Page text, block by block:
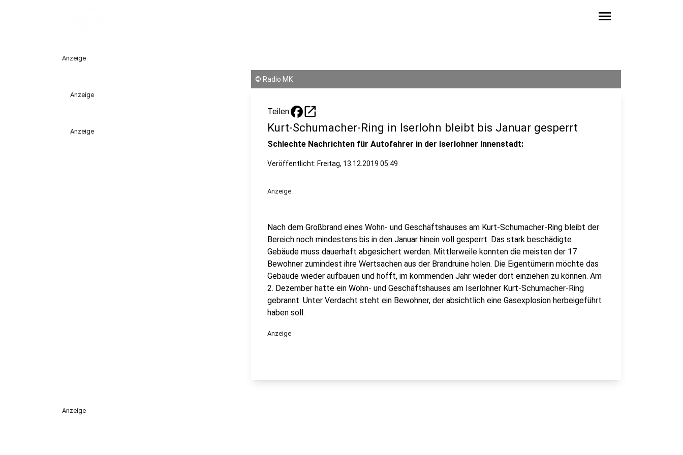
menu
Anzeige
Anzeige
Anzeige
© Radio MK
Teilen: open_in_new
Kurt-Schumacher-Ring in Iserlohn bleibt bis Januar gesperrt
Schlechte Nachrichten für Autofahrer in der Iserlohner Innenstadt:
Veröffentlicht: Freitag, 13.12.2019 05:49
Anzeige
Nach dem Großbrand eines Wohn- und Geschäftshauses am Kurt-Schumacher-Ring bleibt der
Bereich noch mindestens bis in den Januar hinein voll gesperrt. Das stark beschädigte
Gebäude muss dauerhaft abgesichert werden. Mittlerweile konnten die meisten der 17
Bewohner zumindest ihre Wertsachen aus der Brandruine holen. Die Eigentümerin möchte das
Gebäude wieder aufbauen und hofft, im kommenden Jahr wieder dort einziehen zu können. Am
2. Dezember hatte ein Wohn- und Geschäftshauses am Iserlohner Kurt-Schumacher-Ring
gebrannt. Unter Verdacht steht ein Bewohner, der absichtlich eine Gasexplosion herbeigeführt
haben soll.
Anzeige
Anzeige